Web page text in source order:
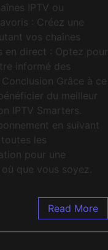
IPTV ou
: Créez une
vos chaînes
direct : Optez pour
informé des
Grâce à ce
du meilleur
IPTV Smarters.
en suivant
les
pour une
que vous soyez.
Read More